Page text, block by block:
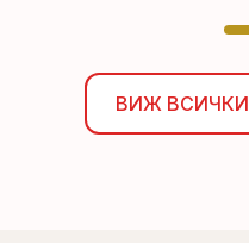
ВИЖ ВСИЧКИ